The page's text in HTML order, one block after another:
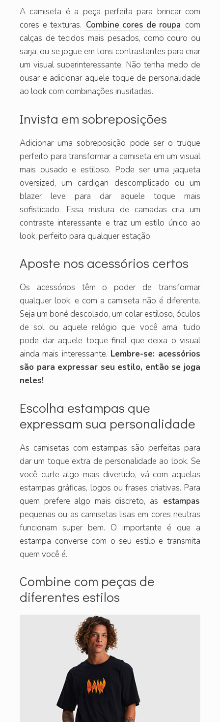
A camiseta é a peça perfeita para brincar com
cores e texturas. Combine cores de roupa com
calças de tecidos mais pesados, como couro ou
sarja, ou se jogue em tons contrastantes para criar
um visual superinteressante. Não tenha medo de
ousar e adicionar aquele toque de personalidade
ao look com combinações inusitadas.
Invista em sobreposições
Adicionar uma sobreposição pode ser o truque
perfeito para transformar a camiseta em um visual
mais ousado e estiloso. Pode ser uma jaqueta
oversized, um cardigan descomplicado ou um
blazer leve para dar aquele toque mais
sofisticado. Essa mistura de camadas cria um
contraste interessante e traz um estilo único ao
look, perfeito para qualquer estação.
Aposte nos acessórios certos
Os acessórios têm o poder de transformar
qualquer look, e com a camiseta não é diferente.
Seja um boné descolado, um colar estiloso, óculos
de sol ou aquele relógio que você ama, tudo
pode dar aquele toque final que deixa o visual
ainda mais interessante. Lembre-se: acessórios
são para expressar seu estilo, então se joga
neles!
Escolha estampas que
expressam sua personalidade
As camisetas com estampas são perfeitas para
dar um toque extra de personalidade ao look. Se
você curte algo mais divertido, vá com aquelas
estampas gráficas, logos ou frases criativas. Para
quem prefere algo mais discreto, as estampas
pequenas ou as camisetas lisas em cores neutras
funcionam super bem. O importante é que a
estampa converse com o seu estilo e transmita
quem você é.
Combine com peças de
diferentes estilos